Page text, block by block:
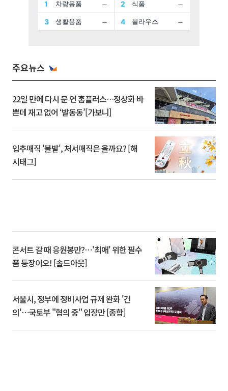
주요뉴스
22일 만에 다시 문 연 홈플러스…정상화 바
쁜데 재고 없어 ‘발동동’[가보니]
입추매직 '불발', 처서매직은 올까요? [해
시태그]
콘서트 갈 때 응원봉만?⋯'최애' 위한 필수
품 등장이오! [솔드아웃]
서울시, 정부에 정비사업 규제 완화 '건
의'⋯국토부 "협의 중" 입장만 [종합]